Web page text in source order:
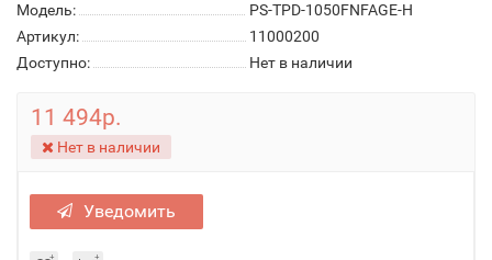
Модель:
PS-TPD-1050FNFAGE-H
Артикул:
11000200
Доступно:
Нет в наличии
11 494р.
Нет в наличии
Уведомить